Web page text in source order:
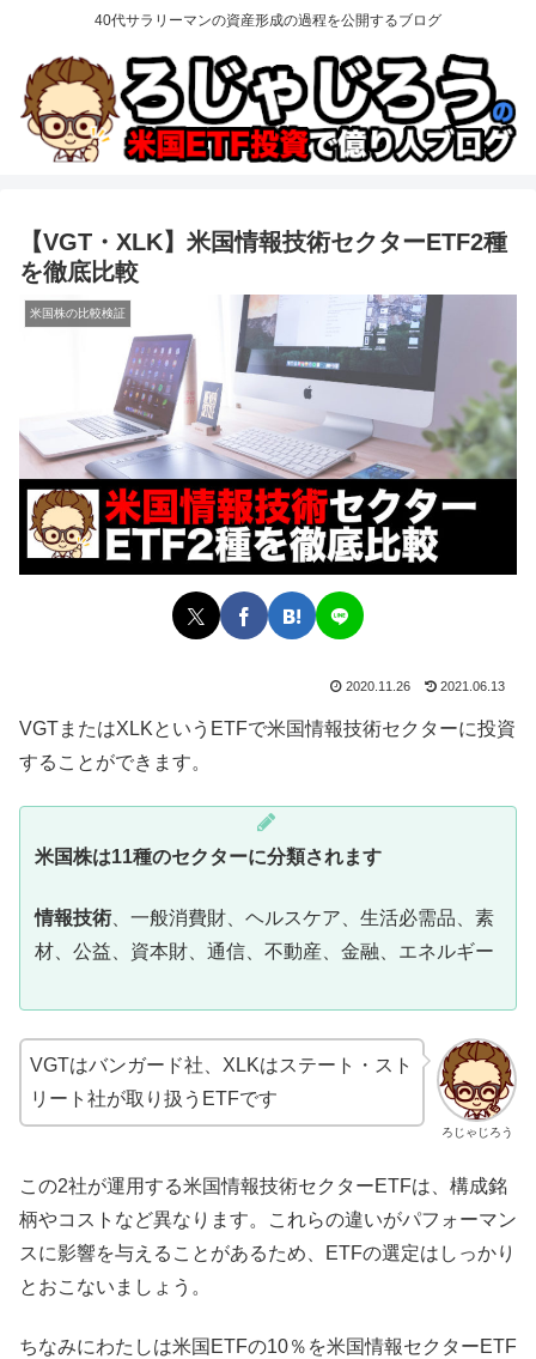
40代サラリーマンの資産形成の過程を公開するブログ
【VGT・XLK】米国情報技術セクターETF2種
を徹底比較
米国株の比較検証
2020.11.26 2021.06.13
VGTまたはXLKというETFで米国情報技術セクターに投資
することができます。
米国株は11種のセクターに分類されます
情報技術 、一般消費財、ヘルスケア、生活必需品、素
材、公益、資本財、通信、不動産、金融、エネルギー
ろじゃじろう
VGTはバンガード社、XLKはステート・スト
リート社が取り扱うETFです
この2社が運用する米国情報技術セクターETFは、構成銘
柄やコストなど異なります。これらの違いがパフォーマン
スに影響を与えることがあるため、ETFの選定はしっかり
とおこないましょう。
ちなみにわたしは米国ETFの10％を米国情報セクターETF